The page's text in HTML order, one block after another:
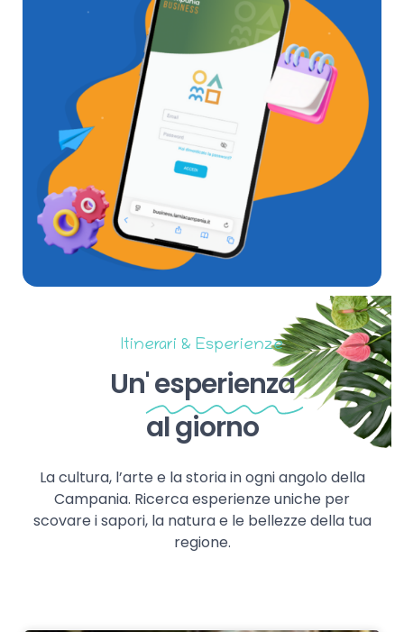
Itinerari & Esperienze
Un'esperienza
al giorno
La cultura, l’arte e la storia in ogni angolo della
Campania. Ricerca esperienze uniche per
scovare i sapori, la natura e le bellezze della tua
regione.